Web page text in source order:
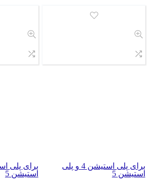
برای پلی استیشن 4 و پلی
استیشن 5
استیشن 5